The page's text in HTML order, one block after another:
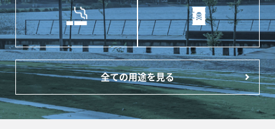
全ての用途を見る